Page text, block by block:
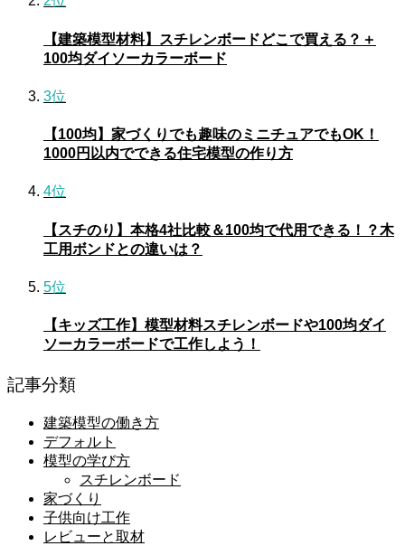
【建築模型材料】スチレンボードどこで買える？＋
100均ダイソーカラーボード
3位
【100均】家づくりでも趣味のミニチュアでもOK！
1000円以内でできる住宅模型の作り方
4位
【スチのり】本格4社比較＆100均で代用できる！？木
工用ボンドとの違いは？
5位
【キッズ工作】模型材料スチレンボードや100均ダイ
ソーカラーボードで工作しよう！
記事分類
建築模型の働き方
デフォルト
模型の学び方
スチレンボード
家づくり
子供向け工作
レビューと取材